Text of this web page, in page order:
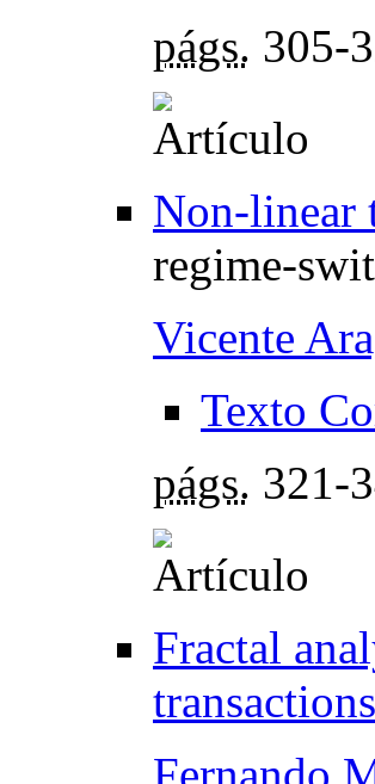
págs. 305-
Non-linear
regime-
Vicente
Texto
págs. 321-
Fractal
transactions
Fernando